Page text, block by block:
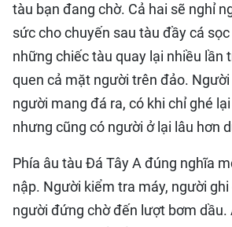
tàu bạn đang chờ. Cả hai sẽ nghỉ
sức cho chuyến sau tàu đầy cá
những chiếc tàu quay lại nhiều lần
quen cả mặt người trên đảo.
người mang đá ra, có khi chỉ ghé
nhưng cũng có người ở lại lâu hơn
Phía âu tàu Đá Tây A đúng nghĩa
nập. Người kiểm tra máy, người
người đứng chờ đến lượt bơm dầu.